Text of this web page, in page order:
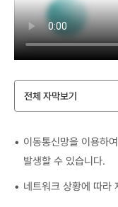
전체 자막보기
이동통신망을 이용하
발생할 수 있습니다.
네트워크 상황에 따라